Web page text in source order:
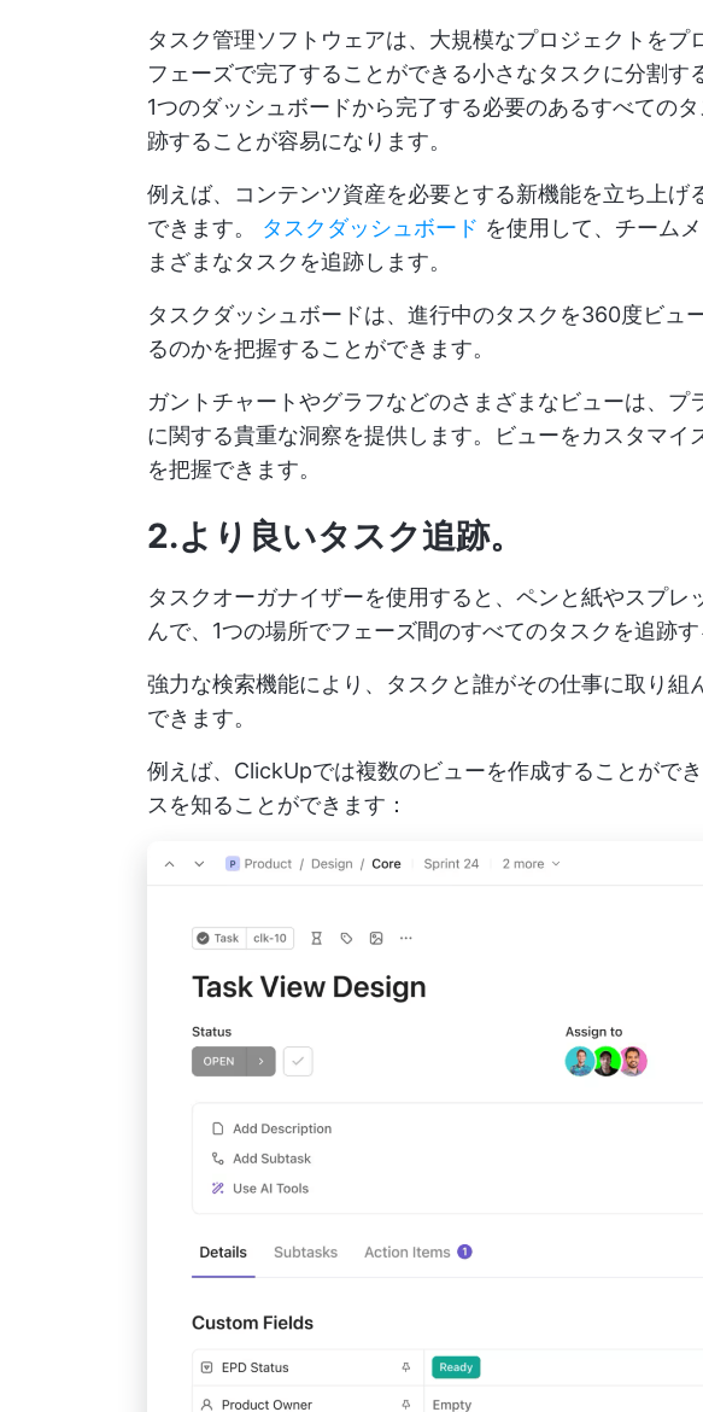
タスク管理ソフトウェアは、大規模なプロジェクトをプ
フェーズで完了することができる小さなタスクに分割す
1つのダッシュボードから完了する必要のあるすべての
跡することが容易になります。
例えば、コンテンツ資産を必要とする新機能を立ち上げ
できます。 タスクダッシュボード を使用して、チーム
まざまなタスクを追跡します。
タスクダッシュボードは、進行中のタスクを360度ビュ
るのかを把握することができます。
ガントチャートやグラフなどのさまざまなビューは、プ
に関する貴重な洞察を提供します。ビューをカスタマイ
を把握できます。
2.より良いタスク追跡。
タスクオーガナイザーを使用すると、ペンと紙やスプレ
んで、1つの場所でフェーズ間のすべてのタスクを追跡す
強力な検索機能により、タスクと誰がその仕事に取り組
できます。
例えば、ClickUpでは複数のビューを作成することがで
スを知ることができます：